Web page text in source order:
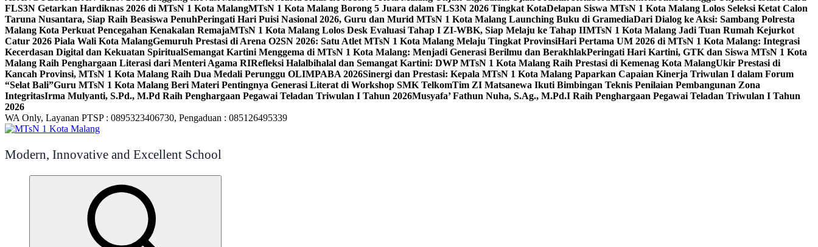
FLS3N Getarkan Hardiknas 2026 di MTsN 1 Kota MalangMTsN 1 Kota Malang Borong 5 Juara dalam FLS3N 2026 Tingkat KotaDelapan Siswa MTsN 1 Kota Malang Lolos Seleksi Ketat Calon
Taruna Nusantara, Siap Raih Beasiswa PenuhPeringati Hari Puisi Nasional 2026, Guru dan Murid MTsN 1 Kota Malang Launching Buku di GramediaDari Dialog ke Aksi: Sambang Polresta
Malang Kota Perkuat Pencegahan Kenakalan RemajaMTsN 1 Kota Malang Lolos Desk Evaluasi Tahap I ZI-WBK, Siap Melaju ke Tahap IIMTsN 1 Kota Malang Jadi Tuan Rumah Kejurkot
Catur 2026 Piala Wali Kota MalangGemuruh Prestasi di Arena O2SN 2026: Satu Atlet MTsN 1 Kota Malang Melaju Tingkat ProvinsiHari Pertama UM 2026 di MTsN 1 Kota Malang: Integrasi
Kecerdasan Digital dan Kekuatan SpiritualSemangat Kartini Menggema di MTsN 1 Kota Malang: Menjadi Generasi Berilmu dan BerakhlakPeringati Hari Kartini, GTK dan Siswa MTsN 1 Kota
Malang Raih Penghargaan Literasi dari Menteri Agama RIRefleksi Halalbihalal dan Semangat Kartini: DWP MTsN 1 Kota Malang Raih Prestasi di Kemenag Kota MalangUkir Prestasi di
Kancah Provinsi, MTsN 1 Kota Malang Raih Dua Medali Perunggu OLIMPABA 2026Sinergi dan Prestasi: Kepala MTsN 1 Kota Malang Paparkan Capaian Kinerja Triwulan I dalam Forum
“Selat Bali”Guru MTsN 1 Kota Malang Beri Materi Pentingnya Generasi Literat di Workshop SMK TelkomTim ZI Matsanewa Ikuti Bimbingan Teknis Penilaian Pembangunan Zona
IntegritasIrma Mulyanti, S.Pd., M.Pd Raih Penghargaan Pegawai Teladan Triwulan I Tahun 2026Musyafa’ Fathun Nuha, S.Ag., M.Pd.I Raih Penghargaan Pegawai Teladan Triwulan I Tahun
2026
WA Only, Layanan PTSP : 0895323406730, Pengaduan : 085126495339
Modern, Innovative and Excellent School